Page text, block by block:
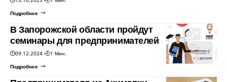
Подробнее
В Запорожской области пройдут
семинары для предпринимателей
09.12.2024
1 Мин.
Подробнее